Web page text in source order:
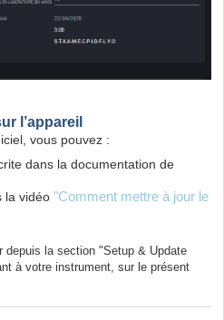
l’appareil
vous pouvez :
dans la documentation de
la vidéo "Comment mettre à jour le
depuis la section "Setup & Update
à votre instrument, sur le présent